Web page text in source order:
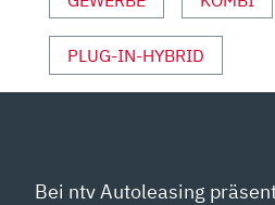
YOUTUBE
ANZEIGEN
PLUG-IN-HYBRID
Bei ntv Autoleasing